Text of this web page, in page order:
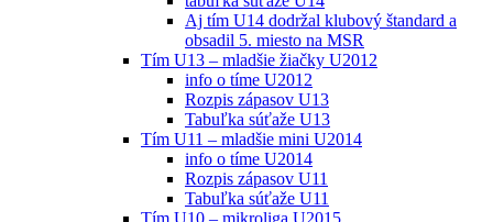
Aj tím U14 dodržal klubový štandard a
obsadil 5. miesto na MSR
Tím U13 – mladšie žiačky U2012
info o tíme U2012
Rozpis zápasov U13
Tabuľka súťaže U13
Tím U11 – mladšie mini U2014
info o tíme U2014
Rozpis zápasov U11
Tabuľka súťaže U11
Tím U10 – mikroliga U2015